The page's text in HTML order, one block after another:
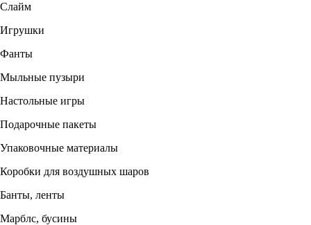
Слайм
Игрушки
Фанты
Мыльные пузыри
Настольные игры
Подарочные пакеты
Упаковочные материалы
Коробки для воздушных шаров
Банты, ленты
Марблс, бусины